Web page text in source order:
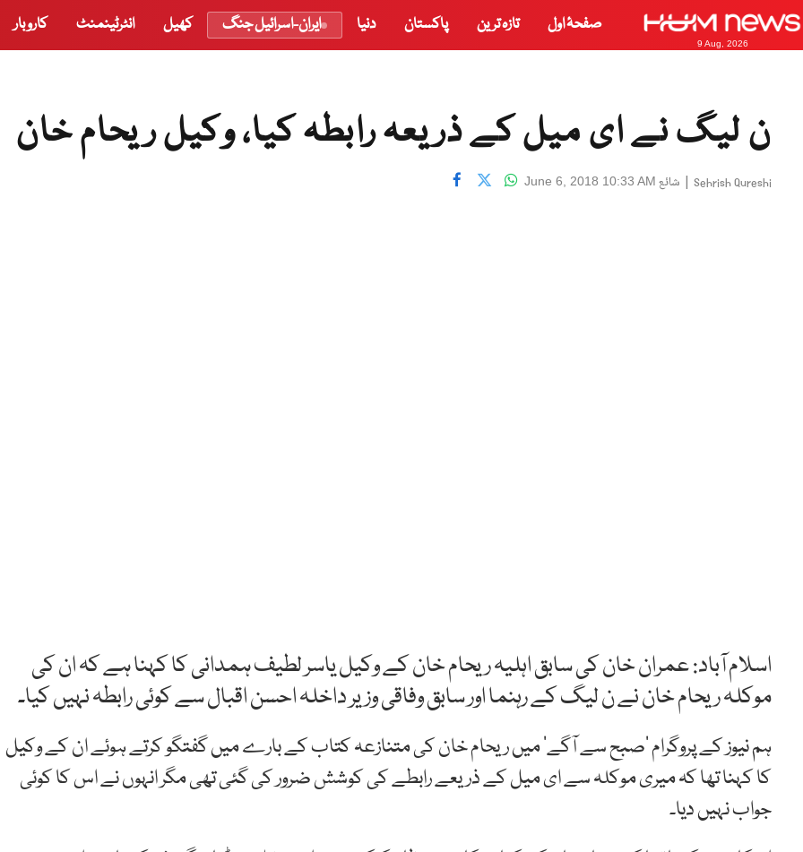
9 Aug, 2026
صفحۂ اول تازہ ترین پاکستان دنیا ایران-اسرائیل جنگ کھیل انٹرٹینمنٹ کاروبار
ن لیگ نے ای میل کے ذریعہ رابطہ کیا، وکیل ریحام خان
Sehrish Qureshi
| شائع June 6, 2018 10:33 AM
اسلام آباد: عمران خان کی سابق اہلیہ ریحام خان کے وکیل یاسر لطیف ہمدانی کا کہنا ہے کہ ان کی
موکلہ ریحام خان نے ن لیگ کے رہنما اور سابق وفاقی وزیر داخلہ احسن اقبال سے کوئی رابطہ نہیں کیا۔
ہم نیوز کے پروگرام ’صبح سے آگے‘ میں ریحام خان کی متنازعہ کتاب کے بارے میں گفتگو کرتے ہوئے ان کے وکیل
کا کہنا تھا کہ میری موکلہ سے ای میل کے ذریعے رابطے کی کوشش ضرور کی گئی تھی مگر انہوں نے اس کا کوئی
جواب نہیں دیا۔